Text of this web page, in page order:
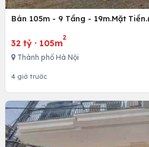
Bán 105m - 9 Tầng - 19m.Mặt
32 tỷ · 105m
2
Thành phố Hà Nội
4 giờ trước